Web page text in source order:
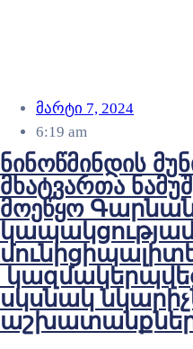
მარტი 7, 2024
6:19 am
ნინოწმინდის
მხატვართა
მოეწყო
սկսնակ